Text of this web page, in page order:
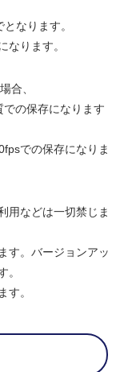
なります。
なります。
合、
の保存になります
での保存になりま
用などは一切禁じま
す。バージョンアッ
。
す。